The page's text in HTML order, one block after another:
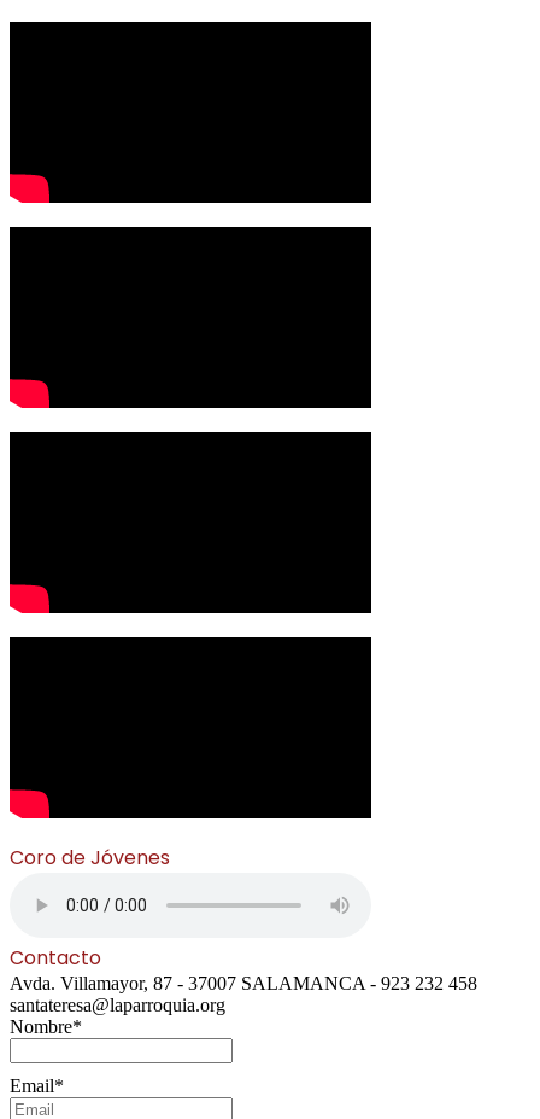
Coro de Jóvenes
Contacto
Avda. Villamayor, 87 - 37007 SALAMANCA - 923 232 458
santateresa@laparroquia.org
Nombre*
Email*